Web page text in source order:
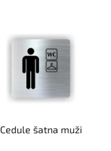
Cedule šatna muži